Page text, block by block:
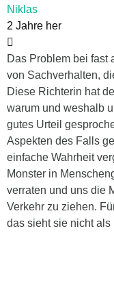
Niklas
2 Jahre her
Das Problem bei fast
von Sachverhalten,
Diese Richterin hat
warum und weshalb
gutes Urteil
Aspekten des Falls
einfache Wahrheit
Monster in
verraten und uns die
Verkehr zu ziehen.
das sieht sie nicht als